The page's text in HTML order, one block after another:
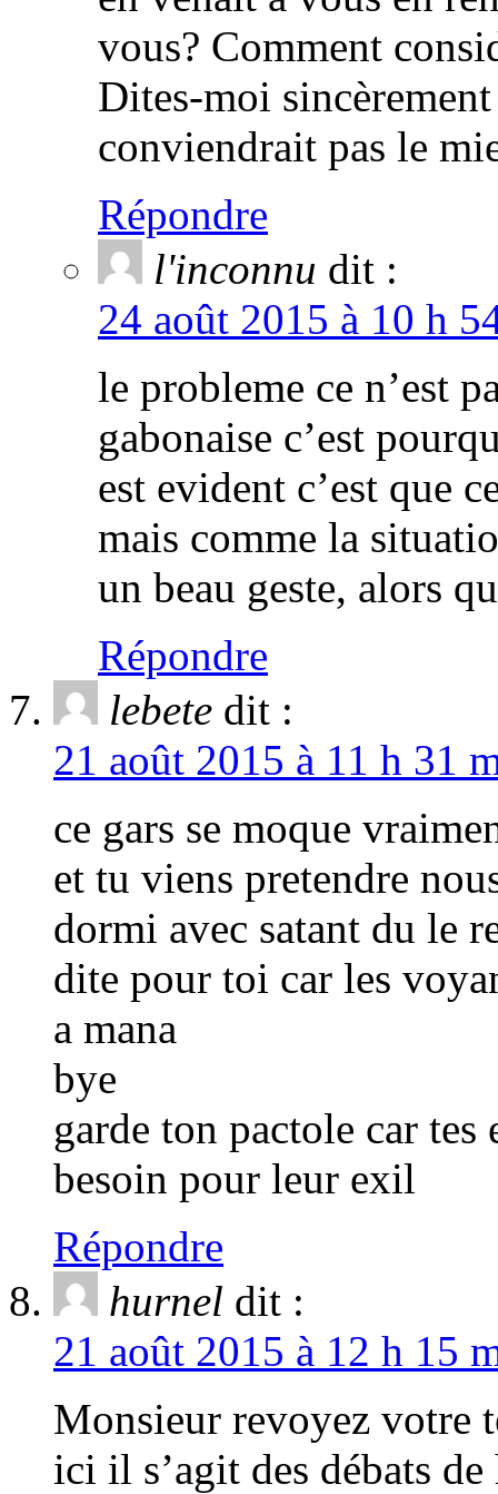
vous? Comment
Dites-moi
conviendrait pas le
Répondre
l'inconnu dit :
24 août 2015 à 10 h
le probleme ce n’est
gabonaise c’est
est evident c’est que
mais comme la
un beau geste, alors
Répondre
lebete dit :
21 août 2015 à 11 h 31
ce gars se moque
et tu viens pretendre
dormi avec satant du le
dite pour toi car les
a mana
bye
garde ton pactole car
besoin pour leur exil
Répondre
hurnel dit :
21 août 2015 à 12 h 15
Monsieur revoyez votre
ici il s’agit des débats